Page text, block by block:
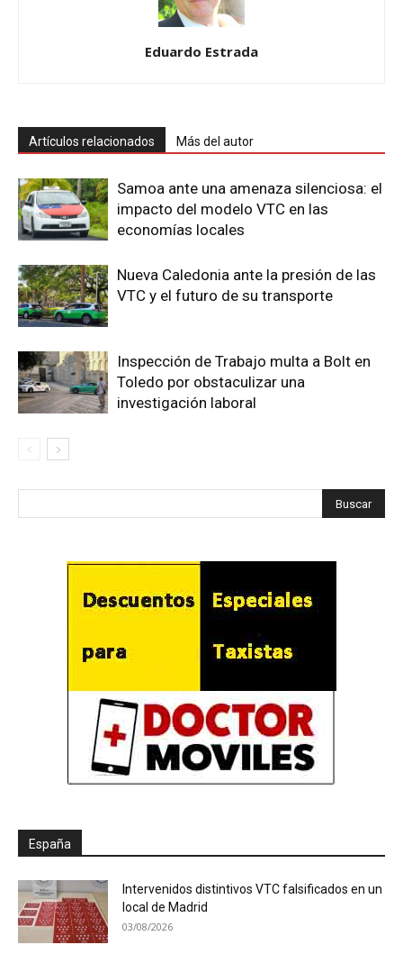
Eduardo Estrada
Artículos relacionados Más del autor
Samoa ante una amenaza silenciosa: el
impacto del modelo VTC en las
economías locales
Nueva Caledonia ante la presión de las
VTC y el futuro de su transporte
Inspección de Trabajo multa a Bolt en
Toledo por obstaculizar una
investigación laboral
España
Intervenidos distintivos VTC falsificados en un
local de Madrid
03/08/2026